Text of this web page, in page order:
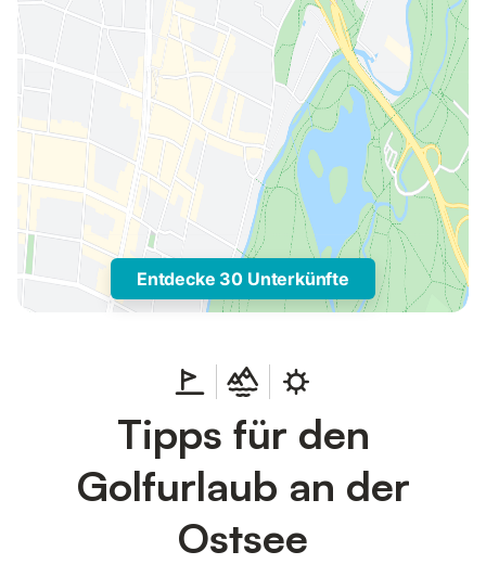
Entdecke 30 Unterkünfte
Tipps für den
Golfurlaub an der
Ostsee